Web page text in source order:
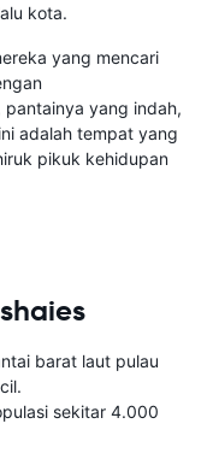
kota.
yang mencari
yang indah,
adalah tempat yang
pikuk kehidupan
barat laut pulau
sekitar 4.000